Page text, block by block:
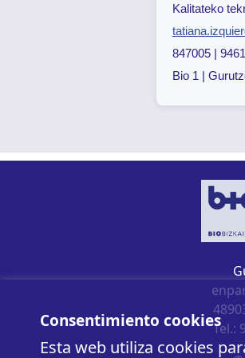
Kalitateko
847005 |
Bio 1 |
Tel.:
Consentimiento cookies
Esta web utiliza cookies